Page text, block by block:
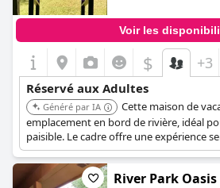
Voir les
$ +3
Réservé aux Adultes
Généré par IA
Cette maison de
emplacement en bord de rivière, idéal
paisible. Le cadre offre une expérience
adultes.
River Park Oasis